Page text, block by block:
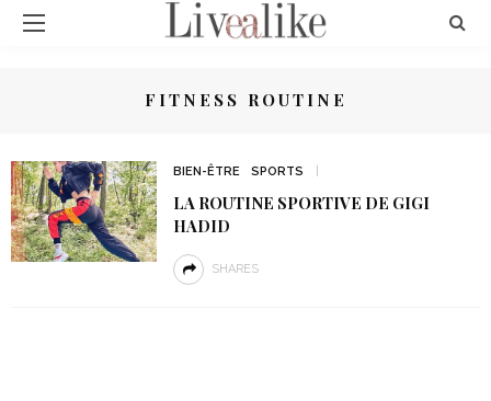
FITNESS ROUTINE
BIEN-ÊTRE SPORTS
LA ROUTINE SPORTIVE DE GIGI
HADID
SHARES